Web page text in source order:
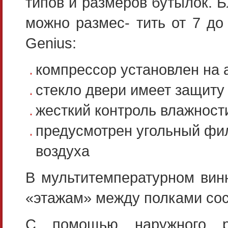
можно размес- тить от 7
Genius:
компрессор установлен
стекло двери имеет
жесткий контроль
предусмотрен угольный
воздуха
В мультитемпературном
«этажам» между полками
С помощью наружного